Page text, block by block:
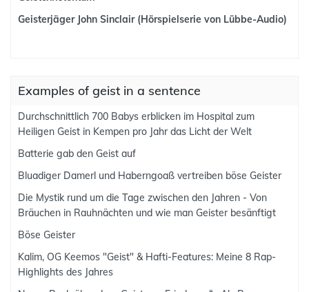
Geisterjäger John Sinclair (Hörspielserie von Lübbe-Audio)
Examples of geist in a sentence
Durchschnittlich 700 Babys erblicken im Hospital zum
Heiligen Geist in Kempen pro Jahr das Licht der Welt
Batterie gab den Geist auf
Bluadiger Damerl und Haberngoaß vertreiben böse Geister
Die Mystik rund um die Tage zwischen den Jahren - Von
Bräuchen in Rauhnächten und wie man Geister besänftigt
Böse Geister
Kalim, OG Keemos "Geist" & Hafti-Features: Meine 8 Rap-
Highlights des Jahres